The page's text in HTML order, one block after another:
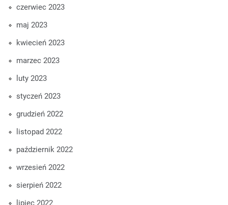
czerwiec 2023
maj 2023
kwiecień 2023
marzec 2023
luty 2023
styczeń 2023
grudzień 2022
listopad 2022
październik 2022
wrzesień 2022
sierpień 2022
lipiec 2022